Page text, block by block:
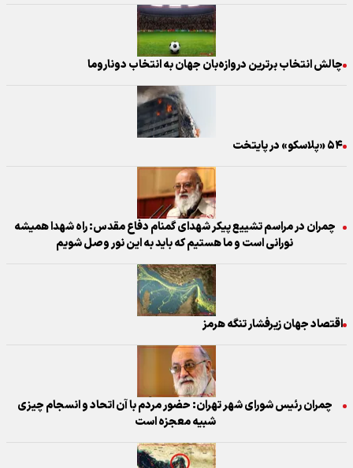
چالش انتخاب برترین دروازه‌بان جهان به انتخاب دوناروما
۵۴ «پلاسکو» در پایتخت
چمران در مراسم تشییع پیکر شهدای گمنام دفاع مقدس: راه شهدا همیشه
نورانی است و ما هستیم که باید به این نور وصل شویم
اقتصاد جهان زیرفشار تنگه هرمز
چمران رئیس شورای شهر تهران: حضور مردم با آن اتحاد و انسجام چیزی
شبیه معجزه است ‌